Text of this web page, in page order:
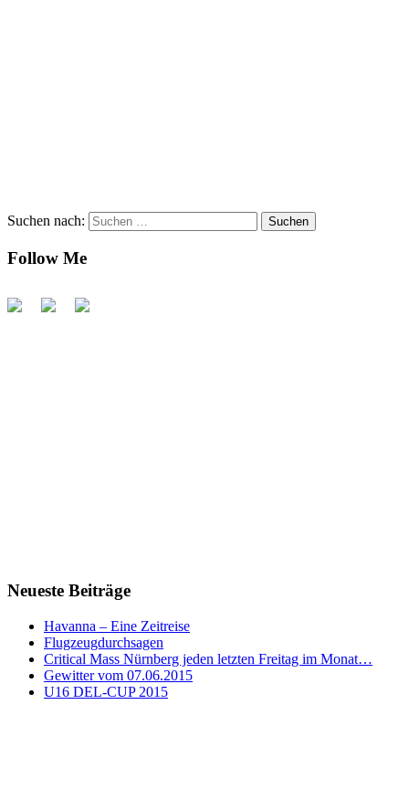
Suchen nach:
Follow Me
Neueste Beiträge
Havanna – Eine Zeitreise
Flugzeugdurchsagen
Critical Mass Nürnberg jeden letzten Freitag im Monat…
Gewitter vom 07.06.2015
U16 DEL-CUP 2015